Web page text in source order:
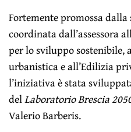
Fortemente promossa
coordinata dall’assessora
per lo sviluppo sostenibile,
urbanistica e all’Edilizia
l’iniziativa è stata
delLaboratorio Brescia
Valerio Barberis.